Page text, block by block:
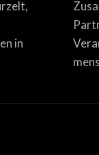
in